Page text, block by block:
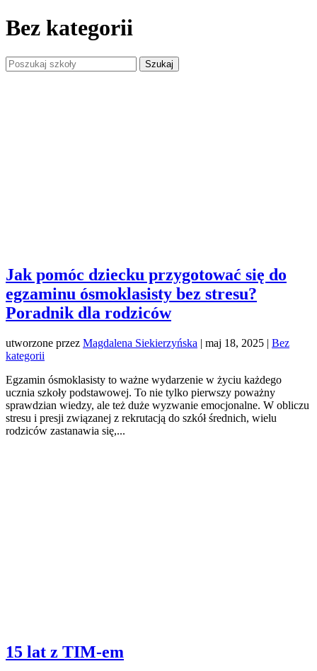
Bez kategorii
Szukaj:
Jak pomóc dziecku przygotować się do
egzaminu ósmoklasisty bez stresu?
Poradnik dla rodziców
utworzone przez Magdalena Siekierzyńska | maj 18, 2025 | Bez
kategorii
Egzamin ósmoklasisty to ważne wydarzenie w życiu każdego
ucznia szkoły podstawowej. To nie tylko pierwszy poważny
sprawdzian wiedzy, ale też duże wyzwanie emocjonalne. W obliczu
stresu i presji związanej z rekrutacją do szkół średnich, wielu
rodziców zastanawia się,...
15 lat z TIM-em